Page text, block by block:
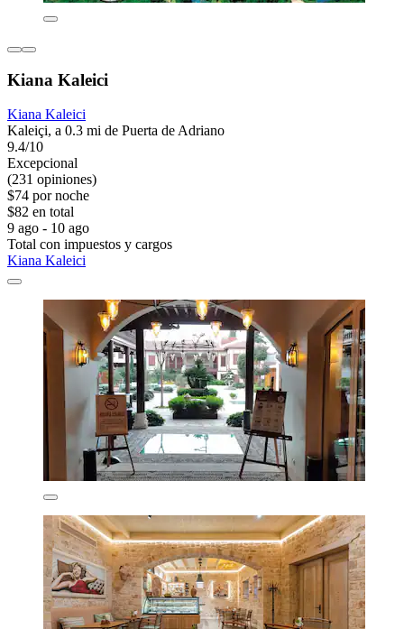
Kiana Kaleici
Kiana Kaleici
Kaleiçi, a 0.3 mi de Puerta de Adriano
9.4/10
Excepcional
(231 opiniones)
$74 por noche
$82 en total
9 ago - 10 ago
Total con impuestos y cargos
Kiana Kaleici